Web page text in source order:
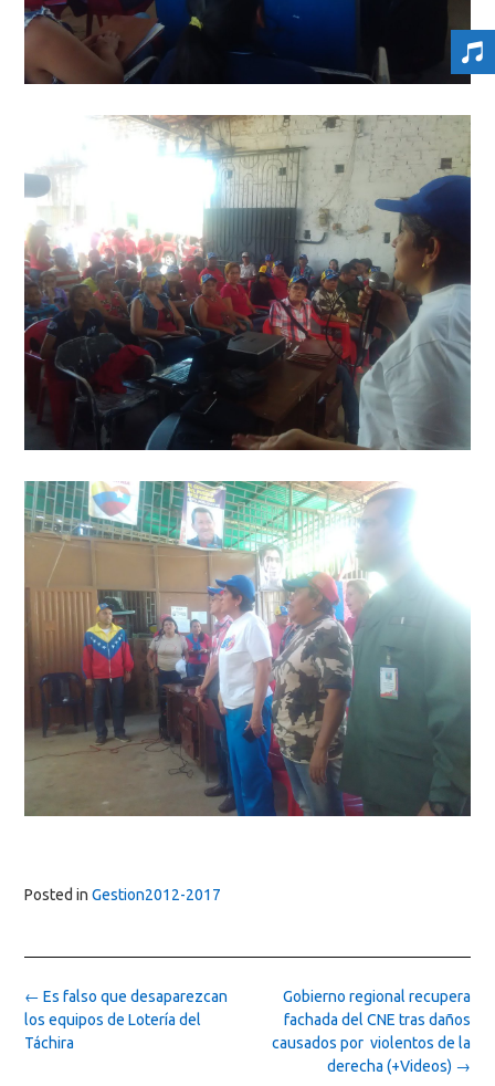
Posted in Gestion2012-2017
Post
navigation
Gobierno regional recupera
fachada del CNE tras daños
causados por violentos de la
derecha (+Videos) →
← Es falso que desaparezcan
los equipos de Lotería del
Táchira